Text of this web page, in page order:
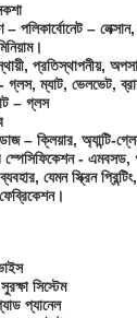
পলিকার্বোনেট –
প্রতিস্থাপনীয়,
গ্লস, ম্যাট, ভেলভেট,
– গ্লস
– ক্লিয়ার, অ্যান্টি-
- এমবসড,
যেমন স্ক্রিন
সিস্টেম
প্যানেল